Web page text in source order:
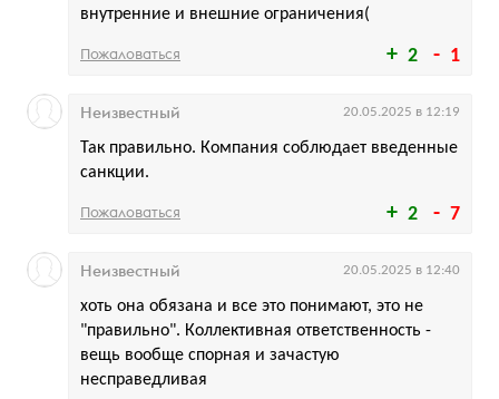
2 1
внутренние и внешние ограничения(
Пожаловаться
2 7
Так правильно. Компания соблюдает введенные
санкции.
Неизвестный 20.05.2025 в 12:19
Пожаловаться
хоть она обязана и все это понимают, это не
"правильно". Коллективная ответственность -
вещь вообще спорная и зачастую
несправедливая
Неизвестный 20.05.2025 в 12:40